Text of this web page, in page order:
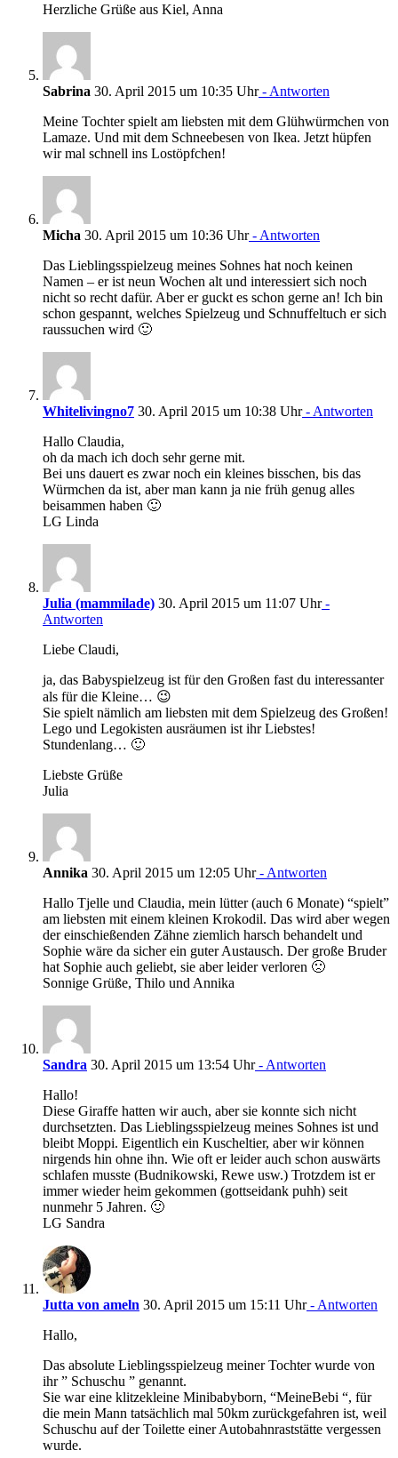
Herzliche Grüße aus Kiel, Anna
Sabrina 30. April 2015 um 10:35 Uhr- Antworten
Meine Tochter spielt am liebsten mit dem Glühwürmchen von
Lamaze. Und mit dem Schneebesen von Ikea. Jetzt hüpfen
wir mal schnell ins Lostöpfchen!
Micha 30. April 2015 um 10:36 Uhr- Antworten
Das Lieblingsspielzeug meines Sohnes hat noch keinen
Namen – er ist neun Wochen alt und interessiert sich noch
nicht so recht dafür. Aber er guckt es schon gerne an! Ich bin
schon gespannt, welches Spielzeug und Schnuffeltuch er sich
raussuchen wird 🙂
Whitelivingno7 30. April 2015 um 10:38 Uhr- Antworten
Hallo Claudia,
oh da mach ich doch sehr gerne mit.
Bei uns dauert es zwar noch ein kleines bisschen, bis das
Würmchen da ist, aber man kann ja nie früh genug alles
beisammen haben 🙂
LG Linda
Julia (mammilade) 30. April 2015 um 11:07 Uhr-
Antworten
Liebe Claudi,
ja, das Babyspielzeug ist für den Großen fast du interessanter
als für die Kleine… 😉
Sie spielt nämlich am liebsten mit dem Spielzeug des Großen!
Lego und Legokisten ausräumen ist ihr Liebstes!
Stundenlang… 🙂
Liebste Grüße
Julia
Annika 30. April 2015 um 12:05 Uhr- Antworten
Hallo Tjelle und Claudia, mein lütter (auch 6 Monate) “spielt”
am liebsten mit einem kleinen Krokodil. Das wird aber wegen
der einschießenden Zähne ziemlich harsch behandelt und
Sophie wäre da sicher ein guter Austausch. Der große Bruder
hat Sophie auch geliebt, sie aber leider verloren 🙁
Sonnige Grüße, Thilo und Annika
Sandra 30. April 2015 um 13:54 Uhr- Antworten
Hallo!
Diese Giraffe hatten wir auch, aber sie konnte sich nicht
durchsetzten. Das Lieblingsspielzeug meines Sohnes ist und
bleibt Moppi. Eigentlich ein Kuscheltier, aber wir können
nirgends hin ohne ihn. Wie oft er leider auch schon auswärts
schlafen musste (Budnikowski, Rewe usw.) Trotzdem ist er
immer wieder heim gekommen (gottseidank puhh) seit
nunmehr 5 Jahren. 🙂
LG Sandra
Jutta von ameln 30. April 2015 um 15:11 Uhr- Antworten
Hallo,
Das absolute Lieblingsspielzeug meiner Tochter wurde von
ihr ” Schuschu ” genannt.
Sie war eine klitzekleine Minibabyborn, “MeineBebi “, für
die mein Mann tatsächlich mal 50km zurückgefahren ist, weil
Schuschu auf der Toilette einer Autobahnraststätte vergessen
wurde.